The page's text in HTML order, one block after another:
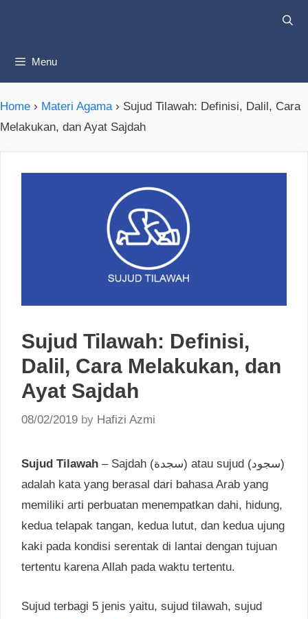
Menu
Home › Materi Agama › Sujud Tilawah: Definisi, Dalil, Cara
Melakukan, dan Ayat Sajdah
Sujud Tilawah: Definisi,
Dalil, Cara Melakukan, dan
Ayat Sajdah
08/02/2019 by Hafizi Azmi
Sujud Tilawah – Sajdah (سجدة) atau sujud (سجود)
adalah kata yang berasal dari bahasa Arab yang
memiliki arti perbuatan menempatkan dahi, hidung,
kedua telapak tangan, kedua lutut, dan kedua ujung
kaki pada kondisi serentak di lantai dengan tujuan
tertentu karena Allah pada waktu tertentu.
Sujud terbagi 5 jenis yaitu, sujud tilawah, sujud